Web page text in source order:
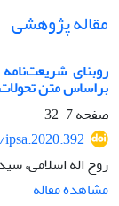
مقاله پژوهشی
روبنای
براساس متن
صفحه7-32
روح اله اسلامی،
مشاهده مقاله